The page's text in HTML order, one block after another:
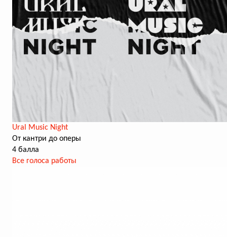
Ural Music Night
От кантри до оперы
4 балла
Все голоса работы